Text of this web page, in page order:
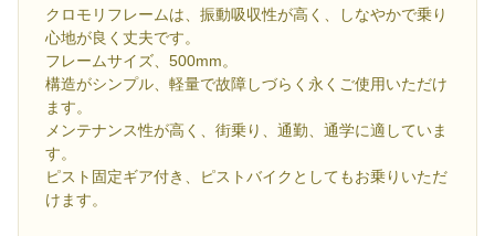
クロモリフレームは、振動吸収性が高く、しなやかで乗り
心地が良く丈夫です。
フレームサイズ、500mm。
構造がシンプル、軽量で故障しづらく永くご使用いただけ
ます。
メンテナンス性が高く、街乗り、通勤、通学に適していま
す。
ピスト固定ギア付き、ピストバイクとしてもお乗りいただ
けます。